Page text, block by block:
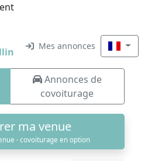
Mes annonces
Annonces de
covoiturage
ma venue
· covoiturage en option